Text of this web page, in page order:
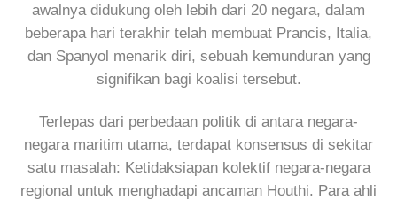
awalnya didukung oleh lebih dari 20 negara, dalam
beberapa hari terakhir telah membuat Prancis, Italia,
dan Spanyol menarik diri, sebuah kemunduran yang
signifikan bagi koalisi tersebut.
Terlepas dari perbedaan politik di antara negara-
negara maritim utama, terdapat konsensus di sekitar
satu masalah: Ketidaksiapan kolektif negara-negara
regional untuk menghadapi ancaman Houthi. Para ahli